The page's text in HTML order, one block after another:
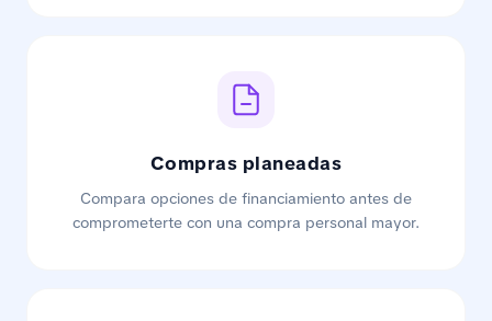
Compras planeadas
Compara opciones de financiamiento antes de
comprometerte con una compra personal mayor.